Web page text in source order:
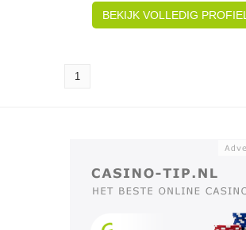
BEKIJK VOLLEDIG PROFIEL
1